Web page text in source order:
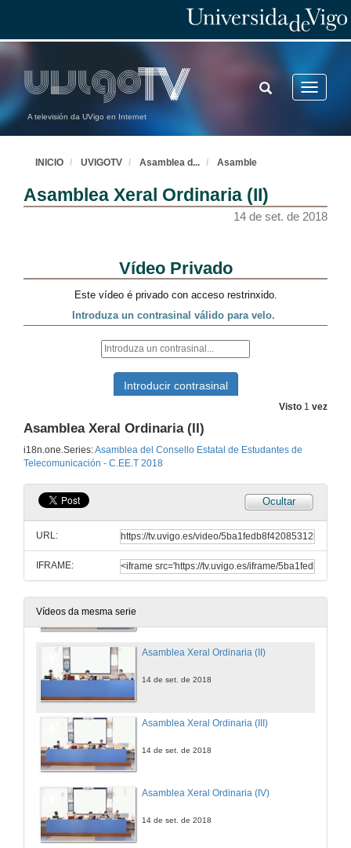
A televisión da UVigo en Internet
Toggle
TOGGLE
SEARCH
INICIO UVIGOTV Asamblea d... Asamble
Asamblea Xeral Ordinaria (II)
14 de set. de 2018
Visto 1 vez
Asamblea Xeral Ordinaria (II)
i18n.one.Series:Asamblea del Consello Estatal de Estudantes de
Telecomunicación - C.EE.T 2018
Ocultar
URL:
IFRAME:
Vídeos da mesma serie
I Asamblea Xeral Extraordinaria
13 de set. de 2018
13 de set. de 2018
III Asamblea Xeral Extraordinaria
13 de set. de 2018
Asamblea Xeral Ordinaria
Asamblea Xeral Ordinaria (II)
14 de set. de 2018
Asamblea Xeral Ordinaria (III)
14 de set. de 2018
Asamblea Xeral Ordinaria (IV)
14 de set. de 2018